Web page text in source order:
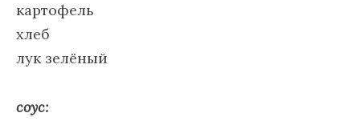
картофель
хлеб
лук зелёный
соус: